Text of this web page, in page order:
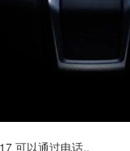
可以通过电话..